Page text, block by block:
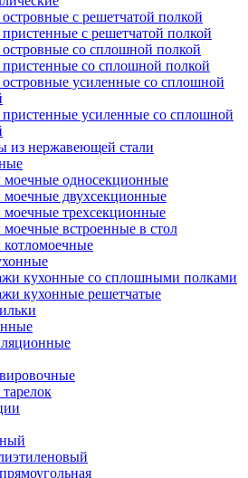
с решетчатой полкой
с решетчатой полкой
со сплошной полкой
со сплошной полкой
усиленные со сплошной
усиленные со сплошной
из нержавеющей стали
односекционные
двухсекционные
трехсекционные
встроенные в стол
кухонные со сплошными полками
кухонные решетчатые